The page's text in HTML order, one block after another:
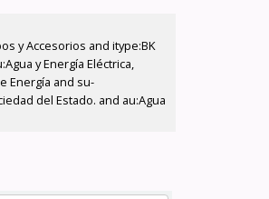
y Accesorios and itype:BK
y Energía Eléctrica,
Energía and su-
del Estado. and au:Agua